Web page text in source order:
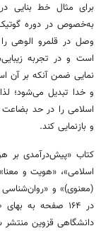
برای مثال خط بنایی
به‌خصوص در دوره
وصل در قلمرو الوهی
است و در تجربه
نمایی ضمن آنکه بر آن
و خدا تبدیل می‌شود؛
اسلامی را در حد بضاعت
و بازنمایی کند.
کتاب «پیش‌درآمدی بر
اسلامی»، «هویت و
(معنوی)» و
دانشگاهی قزوین